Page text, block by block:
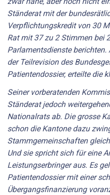
Ständerat mit der
Verpflichtungskredit von 30
Rat mit 37 zu 2 Stimmen bei
Parlamentsdienste berichten.
der Teilrevision des
Patientendossier, erteilte die
Seiner vorberatenden
Ständerat jedoch
Nationalrats ab. Die grosse
schon die Kantone dazu
Stammgemeinschaften
Und sie spricht sich für eine
Leistungserbringer aus. Es
Patientendossier mit einer
Übergangsfinanzierung